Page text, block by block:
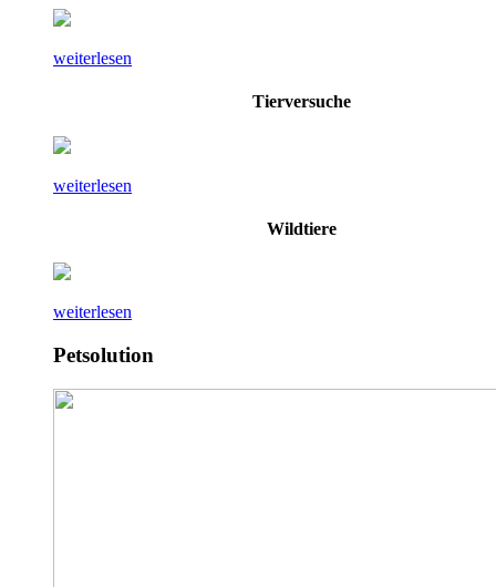
weiterlesen
Tierversuche
weiterlesen
Wildtiere
weiterlesen
Petsolution